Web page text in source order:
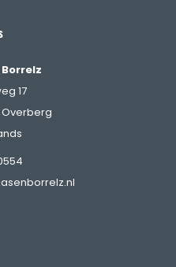
17
Overberg